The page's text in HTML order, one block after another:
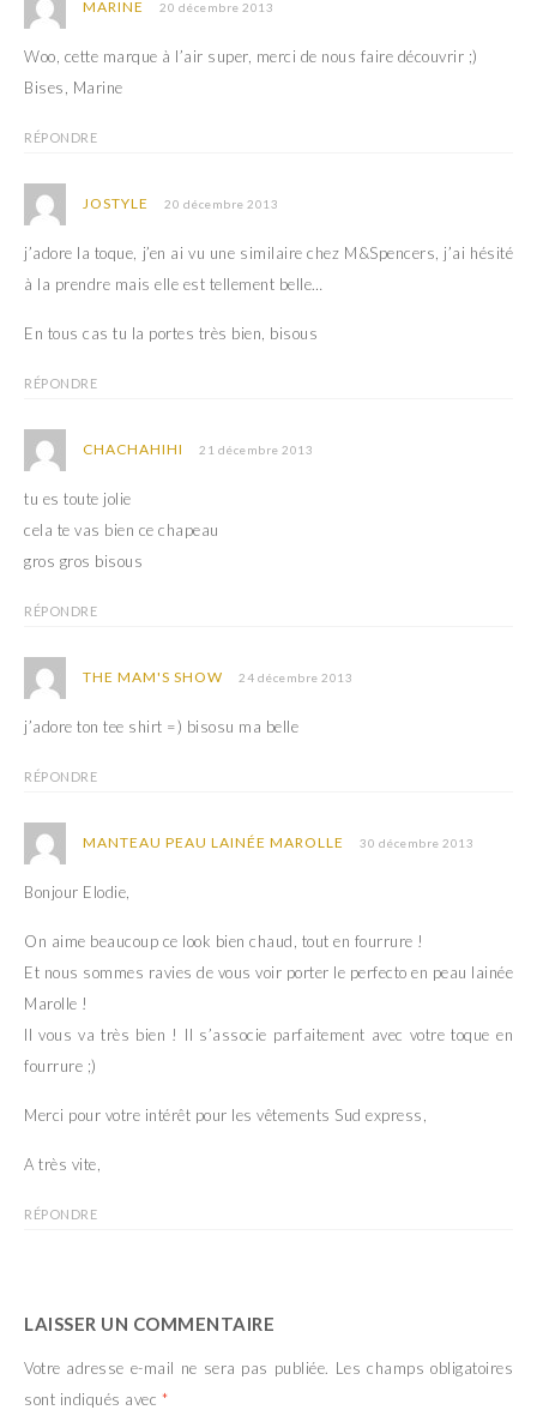
MARINE 20 décembre 2013
Woo, cette marque à l’air super, merci de nous faire découvrir ;)
Bises, Marine
RÉPONDRE
JOSTYLE 20 décembre 2013
j’adore la toque, j’en ai vu une similaire chez M&Spencers, j’ai hésité
à la prendre mais elle est tellement belle…
En tous cas tu la portes très bien, bisous
RÉPONDRE
CHACHAHIHI 21 décembre 2013
tu es toute jolie
cela te vas bien ce chapeau
gros gros bisous
RÉPONDRE
THE MAM'S SHOW 24 décembre 2013
j’adore ton tee shirt =) bisosu ma belle
RÉPONDRE
MANTEAU PEAU LAINÉE MAROLLE 30 décembre 2013
Bonjour Elodie,
On aime beaucoup ce look bien chaud, tout en fourrure !
Et nous sommes ravies de vous voir porter le perfecto en peau lainée
Marolle !
Il vous va très bien ! Il s’associe parfaitement avec votre toque en
fourrure ;)
Merci pour votre intérêt pour les vêtements Sud express,
A très vite,
RÉPONDRE
LAISSER UN COMMENTAIRE
Votre adresse e-mail ne sera pas publiée. Les champs obligatoires
sont indiqués avec *